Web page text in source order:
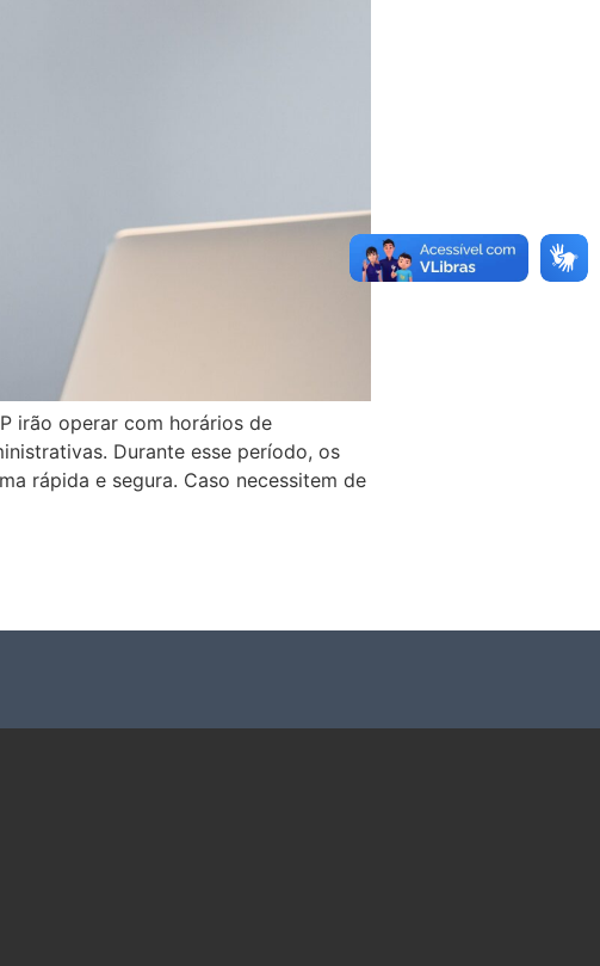
irão operar com horários de
Durante esse período, os
rápida e segura. Caso necessitem de